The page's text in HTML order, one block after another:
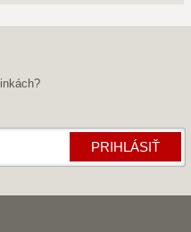
PRIHLÁSIŤ